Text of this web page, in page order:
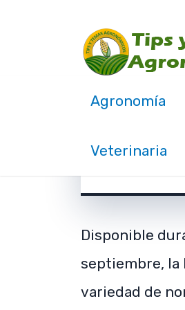
Agronomía
Veterinaria
diciembre
Disponible
septiembre, la
variedad de